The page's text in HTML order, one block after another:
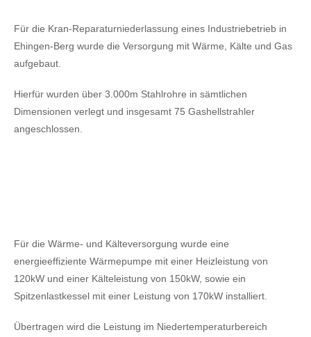
Für die Kran-Reparaturniederlassung eines Industriebetrieb in
Ehingen-Berg wurde die Versorgung mit Wärme, Kälte und Gas
aufgebaut.
Hierfür wurden über 3.000m Stahlrohre in sämtlichen
Dimensionen verlegt und insgesamt 75 Gashellstrahler
angeschlossen.
Für die Wärme- und Kälteversorgung wurde eine
energieeffiziente Wärmepumpe mit einer Heizleistung von
120kW und einer Kälteleistung von 150kW, sowie ein
Spitzenlastkessel mit einer Leistung von 170kW installiert.
Übertragen wird die Leistung im Niedertemperaturbereich